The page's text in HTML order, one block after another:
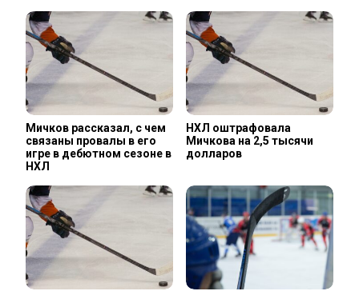
Мичков рассказал, с чем
связаны провалы в его
игре в дебютном сезоне в
НХЛ
НХЛ оштрафовала
Мичкова на 2,5 тысячи
долларов